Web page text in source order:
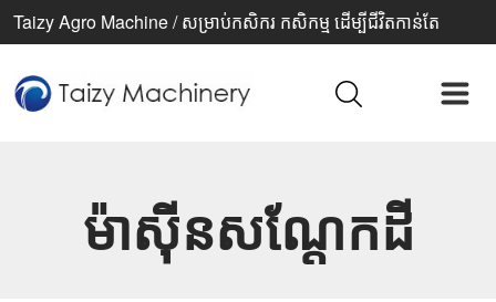
Taizy Agro Machine / សម្រាប់កសិករ កសិកម្ម ដើម្បីជីវិតកាន់តែ
ម៉ាស៊ីនសណ្តែកដី